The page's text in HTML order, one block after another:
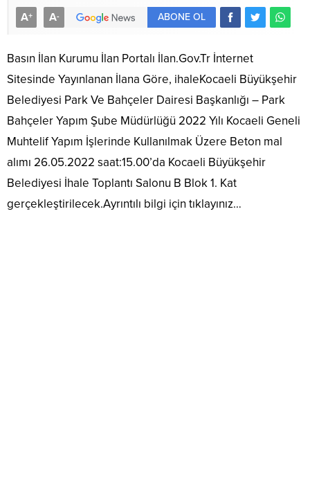
A+ A- ABONE OL
Basın İlan Kurumu İlan Portalı İlan.Gov.Tr İnternet
Sitesinde Yayınlanan İlana Göre, ihaleKocaeli Büyükşehir
Belediyesi Park Ve Bahçeler Dairesi Başkanlığı – Park
Bahçeler Yapım Şube Müdürlüğü 2022 Yılı Kocaeli Geneli
Muhtelif Yapım İşlerinde Kullanılmak Üzere Beton mal
alımı 26.05.2022 saat:15.00’da Kocaeli Büyükşehir
Belediyesi İhale Toplantı Salonu B Blok 1. Kat
gerçekleştirilecek.Ayrıntılı bilgi için tıklayınız…